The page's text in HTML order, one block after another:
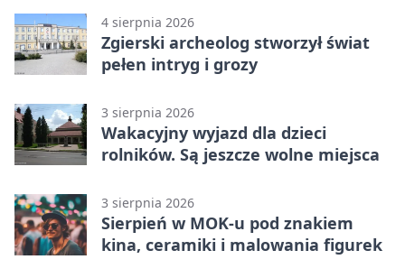
4 sierpnia 2026
Zgierski archeolog stworzył świat
pełen intryg i grozy
3 sierpnia 2026
Wakacyjny wyjazd dla dzieci
rolników. Są jeszcze wolne miejsca
3 sierpnia 2026
Sierpień w MOK-u pod znakiem
kina, ceramiki i malowania figurek